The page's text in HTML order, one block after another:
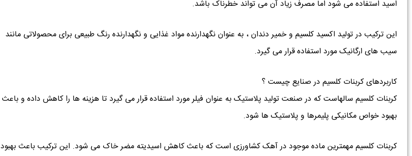
اسید استفاده می شود اما مصرف زیاد آن می تواند خطرناک باشد.
این ترکیب در تولید اکسید کلسیم و خمیر دندان ، به عنوان نگهدارنده مواد غذایی و نگهدارنده رنگ طبیعی برای محصولاتی مانند
سیب های ارگانیک مورد استفاده قرار می گیرد.
کاربردهای کربنات کلسیم در صنایع چیست ؟
کربنات کلسیم سالهاست که در صنعت تولید پلاستیک به عنوان فیلر مورد استفاده قرار می گیرد تا هزینه ها را کاهش داده و باعث
بهبود خواص مکانیکی پلیمرها و پلاستیک ها شود.
کربنات کلسیم مهمترین ماده موجود در آهک کشاورزی است که باعث کاهش اسیدیته مضر خاک می شود. این ترکیب باعث بهبود